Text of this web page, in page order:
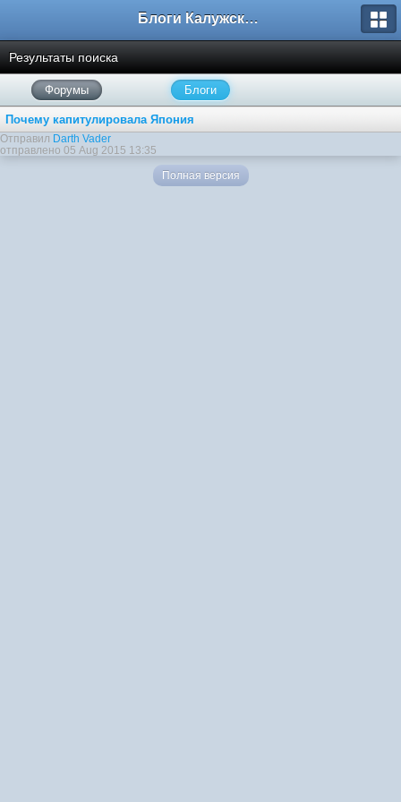
Блоги Калужского перекрестка
Результаты поиска
Форумы Блоги
Почему капитулировала Япония
Отправил Darth Vader
отправлено 05 Aug 2015 13:35
Полная версия